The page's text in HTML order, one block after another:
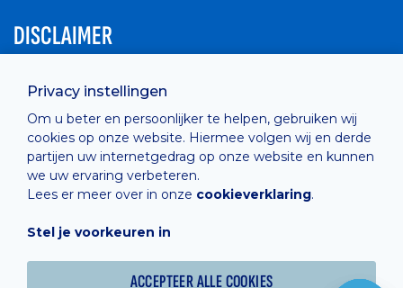
Privacy instellingen
Om u beter en persoonlijker te helpen, gebruiken wij
cookies op onze website. Hiermee volgen wij en derde
partijen uw internetgedrag op onze website en kunnen
we uw ervaring verbeteren.
Lees er meer over in onze cookieverklaring.
Stel je voorkeuren in
ACCEPTEER ALLE COOKIES
DISCLAIMER
Privacy Policy
Cashless
verkoopsvoorwaarden
Cookie Policy
Hosted by Combell